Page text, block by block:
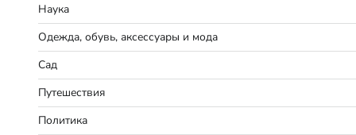
Наука
Одежда, обувь, аксессуары и мода
Сад
Путешествия
Политика